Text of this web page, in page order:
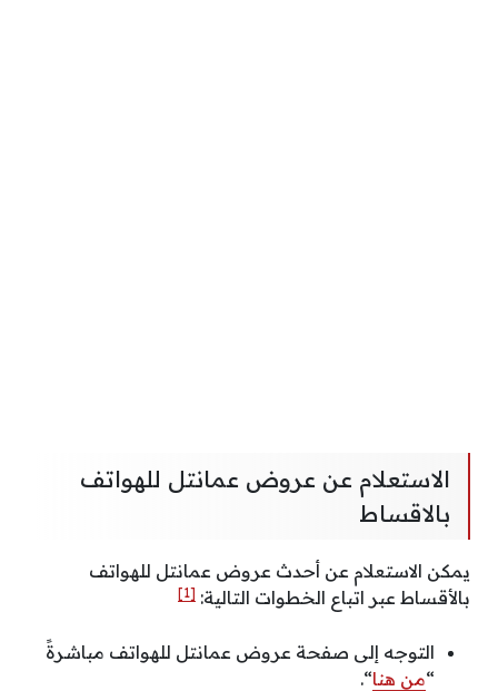
الاستعلام عن عروض عمانتل للهواتف
بالاقساط
يمكن الاستعلام عن أحدث عروض عمانتل للهواتف
بالأقساط عبر اتباع الخطوات التالية: [1]
التوجه إلى صفحة عروض عمانتل للهواتف مباشرةً
“من هنا“.